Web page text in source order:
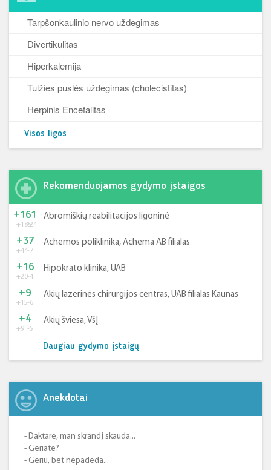
Tarpšonkaulinio nervo uždegimas
Divertikulitas
Hiperkalemija
Tulžies puslės uždegimas (cholecistitas)
Herpinis Encefalitas
Visos ligos
Rekomenduojamos gydymo įstaigos
+185-24
+161 Abromiškių reabilitacijos ligoninė
+44-7
+37 Achemos poliklinika, Achema AB filialas
+20-4
+16 Hipokrato klinika, UAB
+15-6
+9 Akių lazerinės chirurgijos centras, UAB filialas Kaunas
+9 -5
+4 Akių šviesa, VšĮ
Daugiau gydymo įstaigų
Anekdotai
- Daktare, man skrandį skauda...
- Geriate?
- Geriu, bet nepadeda...